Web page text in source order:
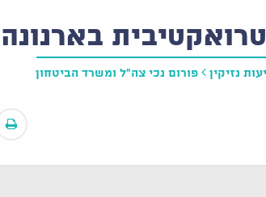
בארנונה
נזיקין פורום נכי צה"ל ומשרד הביטחון